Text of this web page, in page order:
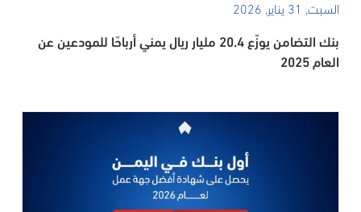
السبت, 31 يناير, 2026
بنك التضامن يوزّع 20.4 مليار ريال يمني أرباحًا للمودعين عن
العام 2025